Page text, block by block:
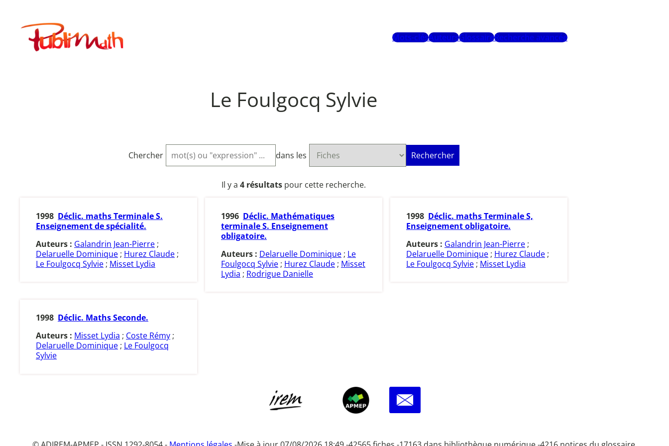
contenuPublimath
Mots-clésAuteursGlossaireRecherche avancée
Le Foulgocq Sylvie
Chercher dans les Rechercher
Il y a 4 résultats pour cette recherche.
1998 Déclic. maths Terminale S.
Enseignement de spécialité.
Auteurs : Galandrin Jean-Pierre ;
Delaruelle Dominique ; Hurez Claude ;
Le Foulgocq Sylvie ; Misset Lydia
1996 Déclic. Mathématiques
terminale S. Enseignement
obligatoire.
Auteurs : Delaruelle Dominique ; Le
Foulgocq Sylvie ; Hurez Claude ; Misset
Lydia ; Rodrigue Danielle
1998 Déclic. maths Terminale S,
Enseignement obligatoire.
Auteurs : Galandrin Jean-Pierre ;
Delaruelle Dominique ; Hurez Claude ;
Le Foulgocq Sylvie ; Misset Lydia
1998 Déclic. Maths Seconde.
Auteurs : Misset Lydia ; Coste Rémy;
Delaruelle Dominique; Le Foulgocq
Sylvie